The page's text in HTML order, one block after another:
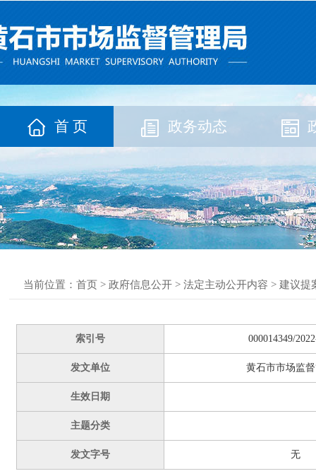
首 页 政务动态
当前位置： 首页 > 政府信息公开 > 法定主动公开内容 > 建议提
索引号 000014349/
发文单位 黄石市市场监
生效日期
主题分类
发文字号 无